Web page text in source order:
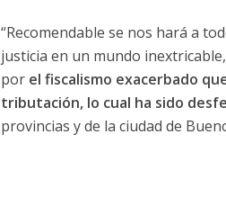
“Recomendable se nos hará a
justicia en un mundo
por el fiscalismo exacerbado
tributación, lo cual ha sido
provincias y de la ciudad de